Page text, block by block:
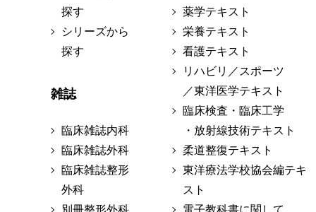
探す
シリーズから
探す
雑誌
臨床雑誌内科
臨床雑誌外科
臨床雑誌整形
外科
別冊整形外科
薬学テキスト
栄養テキスト
看護テキスト
リハビリ／スポーツ
／東洋医学テキスト
臨床検査・臨床工学
・放射線技術テキスト
柔道整復テキスト
東洋療法学校協会編テキ
スト
電子教科書に関して